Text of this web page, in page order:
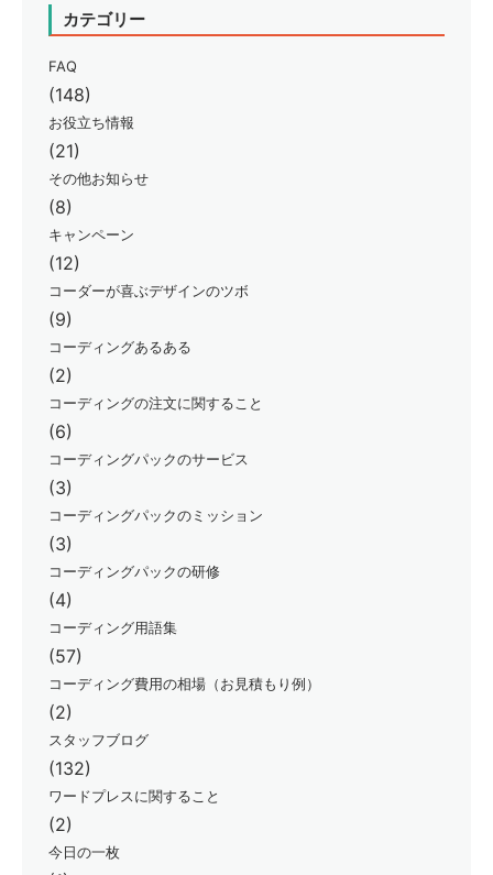
カテゴリー
FAQ
(148)
お役立ち情報
(21)
その他お知らせ
(8)
キャンペーン
(12)
コーダーが喜ぶデザインのツボ
(9)
コーディングあるある
(2)
コーディングの注文に関すること
(6)
コーディングパックのサービス
(3)
コーディングパックのミッション
(3)
コーディングパックの研修
(4)
コーディング用語集
(57)
コーディング費用の相場（お見積もり例）
(2)
スタッフブログ
(132)
ワードプレスに関すること
(2)
今日の一枚